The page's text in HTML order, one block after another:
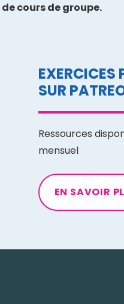
cours de groupe.
EXERCICES
SUR
Ressources
mensuel
EN SAVOIR